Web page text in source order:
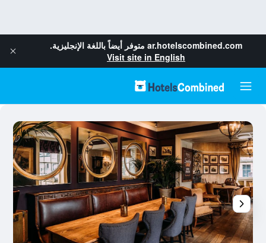
ar.hotelscombined.com متوفر أيضاً باللغة الإنجليزية.
Visit site in English